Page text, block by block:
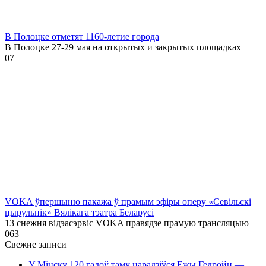
В Полоцке отметят 1160-летие города
В Полоцке 27-29 мая на открытых и закрытых площадках
07
VOKA ўпершыню пакажа ў прамым эфіры оперу «Севільскі
цырульнік» Вялікага тэатра Беларусі
13 снежня відэасэрвіс VOKA правядзе прамую трансляцыю
063
Свежие записи